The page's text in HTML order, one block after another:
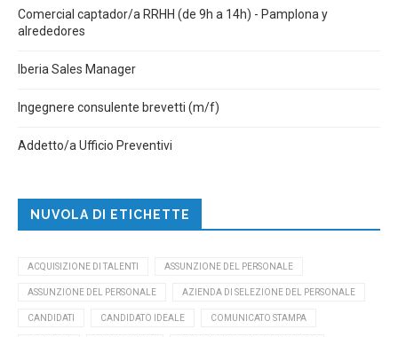
Comercial captador/a RRHH (de 9h a 14h) - Pamplona y
alrededores
Iberia Sales Manager
Ingegnere consulente brevetti (m/f)
Addetto/a Ufficio Preventivi
NUVOLA DI ETICHETTE
ACQUISIZIONE DI TALENTI ASSUNZIONE DEL PERSONALE
ASSUNZIONE DEL PERSONALE AZIENDA DI SELEZIONE DEL PERSONALE
CANDIDATI CANDIDATO IDEALE COMUNICATO STAMPA